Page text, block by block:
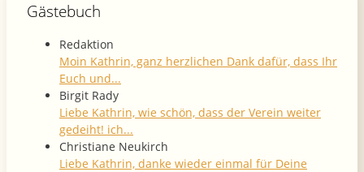
Gästebuch
Redaktion
Moin Kathrin, ganz herzlichen Dank dafür, dass Ihr
Euch und...
Birgit Rady
Liebe Kathrin, wie schön, dass der Verein weiter
gedeiht! ich...
Christiane Neukirch
Liebe Kathrin, danke wieder einmal für Deine